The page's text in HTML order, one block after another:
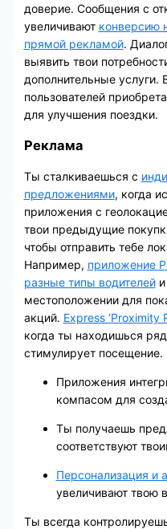
доверие. Сообщения с
увеличивают конверсию
прямой рекламой.
выявить твои
дополнительные услуги.
пользователей
для улучшения поездки.
Реклама
Ты сталкиваешься с
предложениями, когда
приложения с
твои предыдущие
чтобы отправить тебе
Например, приложение
разные типы водителейи
местоположении для
акций. Express ‘Proximity
когда ты находишься
стимулирует посещение.
Приложения
компасом для
Ты получаешь
соответствуют
Персонализация и
увеличивают твою
Ты всегда